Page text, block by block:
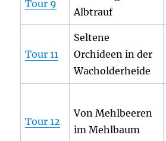
Tour 9
Albtrauf
Tour 11
Seltene
Orchideen in der
Wacholderheide
Tour 12
Von Mehlbeeren
im Mehlbaum